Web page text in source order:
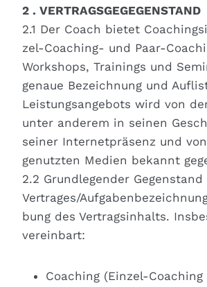
2 . VERTRAGSGEGEGENSTAND
2.1 Der Coach bie­tet
zel-Coa­ching- und Paar-
Work­shops, Trai­nings und
genaue Bezeich­nung und
Leis­tungs­an­ge­bots wird von
unter ande­rem in sei­nen
sei­ner Inter­net­prä­senz und
genutz­ten Medi­en bekannt
2.2 Grund­le­gen­der Gegen­stand
Vertrages/
bung des Ver­trags­in­halts.
ver­ein­bart:
Coa­ching (Ein­zel-Coa­ching